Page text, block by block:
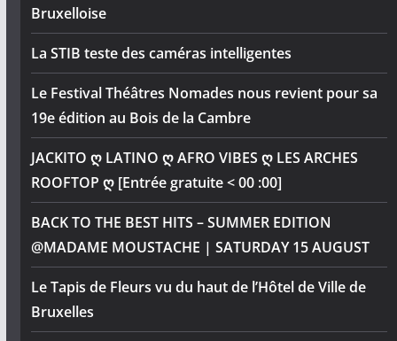
Bruxelloise
La STIB teste des caméras intelligentes
Le Festival Théâtres Nomades nous revient pour sa
19e édition au Bois de la Cambre
JACKITO ღ LATINO ღ AFRO VIBES ღ LES ARCHES
ROOFTOP ღ [Entrée gratuite < 00 :00]
BACK TO THE BEST HITS – SUMMER EDITION
@MADAME MOUSTACHE | SATURDAY 15 AUGUST
Le Tapis de Fleurs vu du haut de l’Hôtel de Ville de
Bruxelles